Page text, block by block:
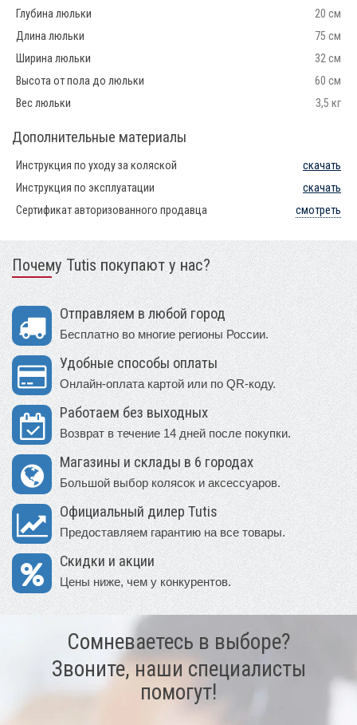
Глубина люльки
20 см
Длина люльки
75 см
Ширина люльки
32 см
Высота от пола до люльки
60 см
Вес люльки
3,5 кг
Дополнительные материалы
Инструкция по уходу за коляской
скачать
Инструкция по эксплуатации
скачать
Сертификат авторизованного продавца
смотреть
Почему Tutis покупают у нас?
Отправляем в любой город
Бесплатно во многие регионы России.
Удобные способы оплаты
Онлайн-оплата картой или по QR-коду.
Работаем без выходных
Возврат в течение 14 дней после покупки.
Магазины и склады в 6 городах
Большой выбор колясок и аксессуаров.
Официальный дилер Tutis
Предоставляем гарантию на все товары.
Скидки и акции
Цены ниже, чем у конкурентов.
Сомневаетесь в выборе?
Звоните, наши специалисты
помогут!